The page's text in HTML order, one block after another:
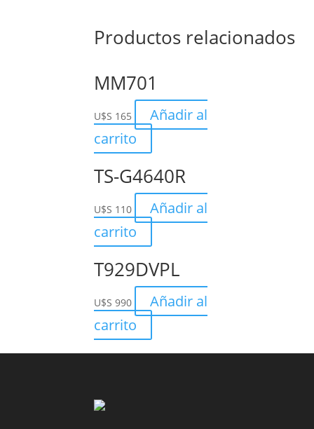
Productos relacionados
MM701
U$S 165
Añadir al
carrito
TS-G4640R
U$S 110
Añadir al
carrito
T929DVPL
U$S990
Añadir al
carrito